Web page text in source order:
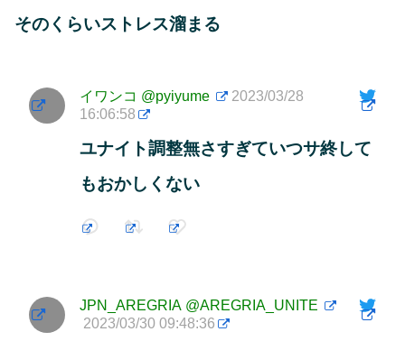
そのくらいストレス溜まる
イワンコ @pyiyume
2023/03/28
16:06:58
ユナイト調整無さすぎていつサ終して
もおかしくない
JPN_AREGRIA @AREGRIA_UNITE
2023/03/30 09:48:36